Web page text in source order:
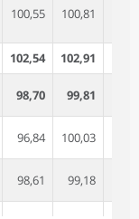
100,55 100,81
102,54
102,91
98,70 99,81
96,84 100,03
98,61 99,18